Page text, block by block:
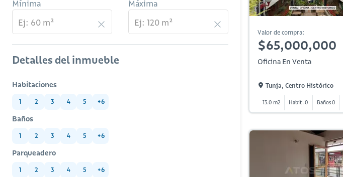
Mínima Máxima
Detalles del inmueble
Habitaciones
1 2 3 4 5 +6
Baños
1 2 3 4 5 +6
Parqueadero
1 2 3 4 5 +6
Valor de compra:
$65,000,000
Oficina En Venta
Tunja, Centro Histórico
13.0 m2 Habit. 0 Baños 0